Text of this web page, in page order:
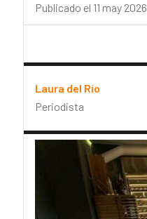
Publicado el 11 may 2026
Laura del Río
Periodista